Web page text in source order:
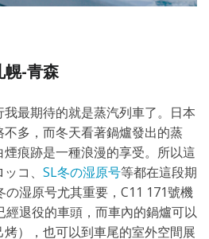
幌-青森
最期待的就是蒸汽列車了。日本
多，而冬天看著鍋爐發出的蒸
痕跡是一種浪漫的享受。所以這
コ、 SL冬の湿原号等都在這段期
の湿原号尤其重要，C11 171號機
退役的車頭，而車內的鍋爐可以
），也可以到車尾的室外空間展